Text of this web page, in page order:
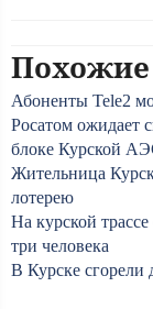
Похожие
Абоненты Tele2
Росатом ожидает
блоке Курской
Жительница
лотерею
На курской
три человека
В Курске сгорели